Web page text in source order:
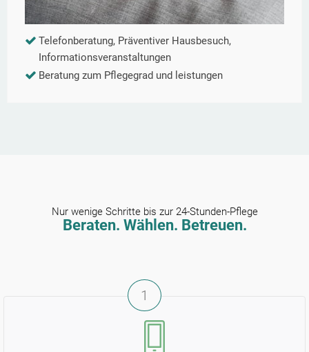
Telefonberatung, Präventiver Hausbesuch,
Informationsveranstaltungen
Beratung zum Pflegegrad und leistungen
Nur wenige Schritte bis zur 24-Stunden-Pflege
Beraten. Wählen. Betreuen.
1